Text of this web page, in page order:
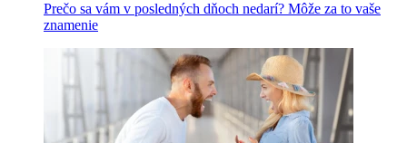
Prečo sa vám v posledných dňoch nedarí? Môže za to vaše
znamenie